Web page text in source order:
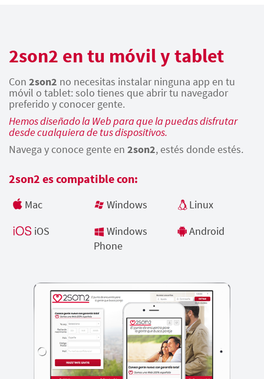
2son2 en tu móvil y tablet
Con 2son2 no necesitas instalar ninguna app en tu
móvil o tablet: solo tienes que abrir tu navegador
preferido y conocer gente.
Hemos diseñado la Web para que la puedas disfrutar
desde cualquiera de tus dispositivos.
Navega y conoce gente en 2son2, estés donde estés.
2son2 es compatible con:
Mac Windows
Linux
iOS
Windows
Phone
Android